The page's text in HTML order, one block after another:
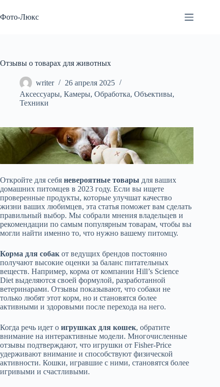
к
сути
Фото-Люкс
Отзывы о товарах для животных
writer
26 апреля 2025
Аксессуары, Камеры, Обработка, Объективы,
Техники
Откройте для себя невероятные товары для ваших
домашних питомцев в 2023 году. Если вы ищете
проверенные продукты, которые улучшат качество
жизни ваших любимцев, эта статья поможет вам сделать
правильный выбор. Мы собрали мнения владельцев и
рекомендации по самым популярным товарам, чтобы вы
могли найти именно то, что нужно вашему питомцу.
Корма для собак от ведущих брендов постоянно
получают высокие оценки за баланс питательных
веществ. Например, корма от компании Hill’s Science
Diet выделяются своей формулой, разработанной
ветеринарами. Отзывы показывают, что собаки не
только любят этот корм, но и становятся более
активными и здоровыми после перехода на него.
Когда речь идет о игрушках для кошек, обратите
внимание на интерактивные модели. Многочисленные
отзывы подтверждают, что игрушки от Fisher-Price
удерживают внимание и способствуют физической
активности. Кошки, игравшие с ними, становятся более
игривыми и счастливыми.